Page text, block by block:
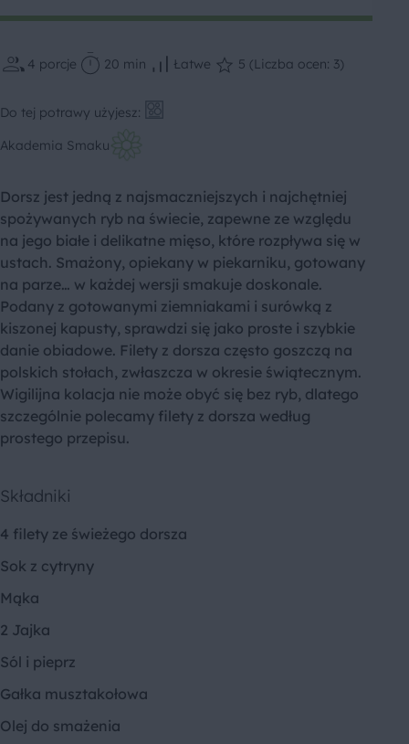
4 porcje 20 min Łatwe 5 (Liczba ocen: 3)
Do tej potrawy użyjesz:
Akademia Smaku
Dorsz jest jedną z najsmaczniejszych i najchętniej
spożywanych ryb na świecie, zapewne ze względu
na jego białe i delikatne mięso, które rozpływa się w
ustach. Smażony, opiekany w piekarniku, gotowany
na parze… w każdej wersji smakuje doskonale.
Podany z gotowanymi ziemniakami i surówką z
kiszonej kapusty, sprawdzi się jako proste i szybkie
danie obiadowe. Filety z dorsza często goszczą na
polskich stołach, zwłaszcza w okresie świątecznym.
Wigilijna kolacja nie może obyć się bez ryb, dlatego
szczególnie polecamy filety z dorsza według
prostego przepisu.
Składniki
4 filety ze świeżego dorsza
Sok z cytryny
Mąka
2 Jajka
Sól i pieprz
Gałka musztakołowa
Olej do smażenia